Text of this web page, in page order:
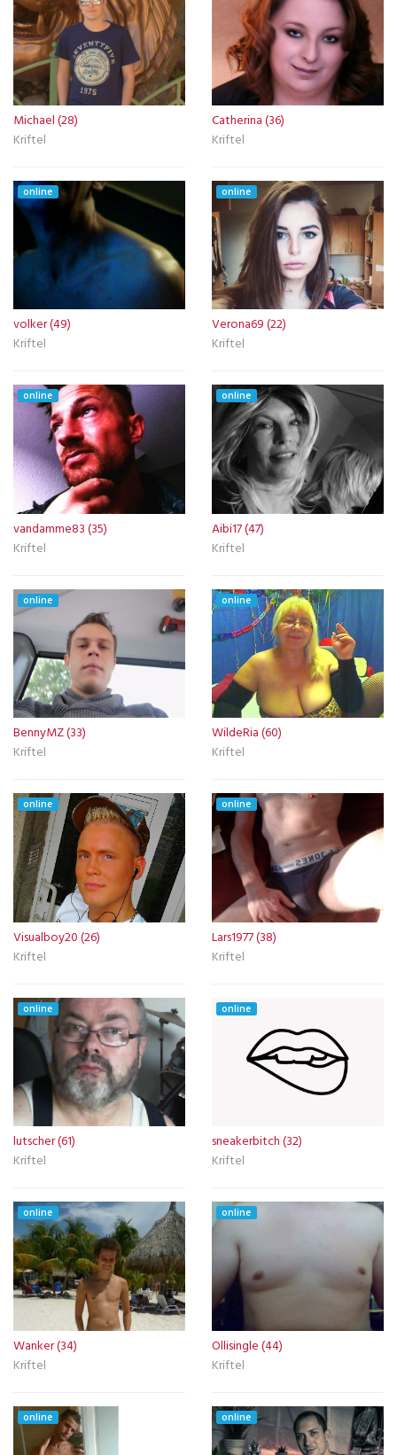
Michael (28)
Kriftel
Catherina (36)
Kriftel
online
volker (49)
Kriftel
online
Verona69 (22)
Kriftel
online
vandamme83 (35)
Kriftel
online
Aibi17 (47)
Kriftel
online
BennyMZ (33)
Kriftel
online
WildeRia (60)
Kriftel
online
Visualboy20 (26)
Kriftel
online
Lars1977 (38)
Kriftel
online
lutscher (61)
Kriftel
online
sneakerbitch (32)
Kriftel
online
Wanker (34)
Kriftel
online
Ollisingle (44)
Kriftel
online online